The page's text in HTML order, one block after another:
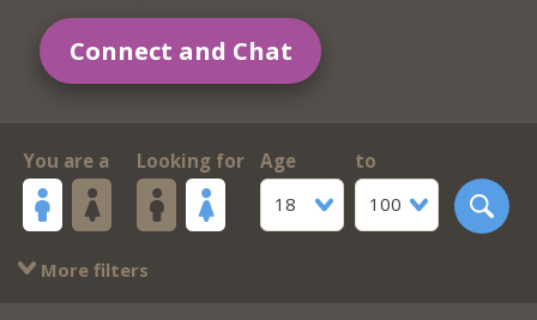
Connect and Chat
You are a Looking for
Age
18
to
100
More filters